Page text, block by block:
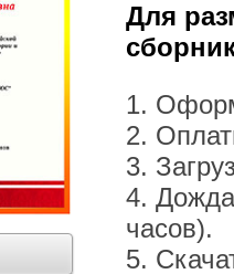
Для
1.
2.
3.
4.
часов).
5.